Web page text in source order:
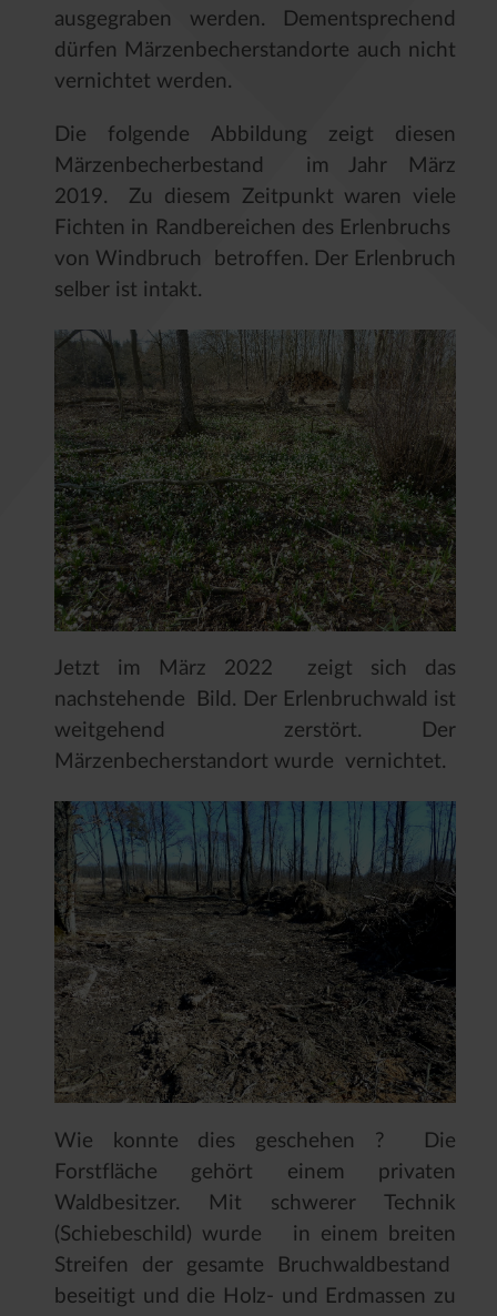
ausgegraben werden. Dementsprechend
dürfen Märzenbecherstandorte auch nicht
vernichtet werden.
Die folgende Abbildung zeigt diesen
Märzenbecherbestand im Jahr März
2019. Zu diesem Zeitpunkt waren viele
Fichten in Randbereichen des Erlenbruchs
von Windbruch betroffen. Der Erlenbruch
selber ist intakt.
Jetzt im März 2022 zeigt sich das
nachstehende Bild. Der Erlenbruchwald ist
weitgehend zerstört. Der
Märzenbecherstandort wurde vernichtet.
Wie konnte dies geschehen ? Die
Forstfläche gehört einem privaten
Waldbesitzer. Mit schwerer Technik
(Schiebeschild) wurde in einem breiten
Streifen der gesamte Bruchwaldbestand
beseitigt und die Holz- und Erdmassen zu